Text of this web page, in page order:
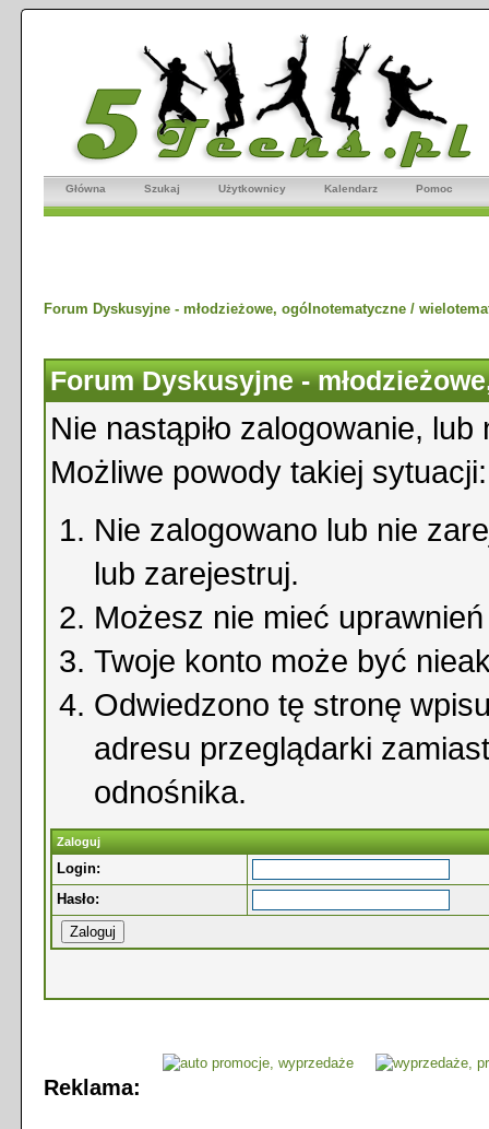
Główna Szukaj Użytkownicy Kalendarz Pomoc
Forum Dyskusyjne - młodzieżowe, ogólnotematyczne /
Forum Dyskusyjne -
Nie nastąpiło zalogowanie,
Możliwe powody takiej sytuacji:
Nie zalogowano lub nie
lub zarejestruj.
Możesz nie mieć
Twoje konto może być
Odwiedzono tę stronę
adresu przeglądarki
odnośnika.
Zaloguj
Login:
Hasło:
Reklama: